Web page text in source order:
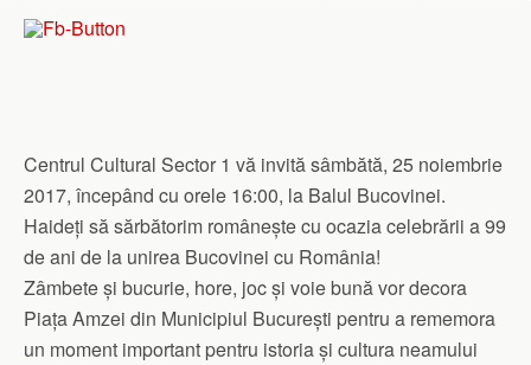
Centrul Cultural Sector 1 vă invită sâmbătă, 25 noiembrie
2017, începând cu orele 16:00, la Balul Bucovinei.
Haideți să sărbătorim românește cu ocazia celebrării a 99
de ani de la unirea Bucovinei cu România!
Zâmbete și bucurie, hore, joc și voie bună vor decora
Piața Amzei din Municipiul București pentru a rememora
un moment important pentru istoria și cultura neamului